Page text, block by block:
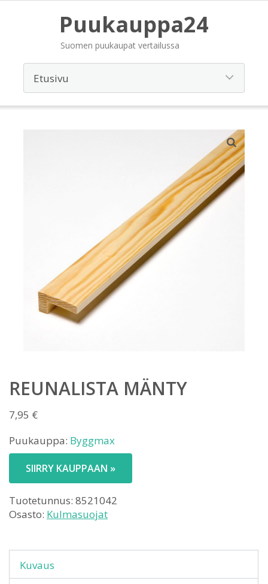
Puukauppa24
Suomen puukaupat vertailussa
REUNALISTA MÄNTY
7,95 €
Puukauppa: Byggmax
SIIRRY KAUPPAAN »
Tuotetunnus: 8521042
Osasto: Kulmasuojat
Kuvaus